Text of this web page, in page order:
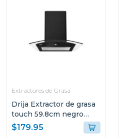
Extractores de Grasa
Drija Extractor de grasa
touch 59.8cm negro
mate prismatouch60
$179.95